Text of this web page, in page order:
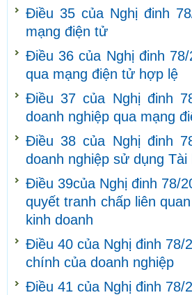
Điều 35 của Nghị đinh
mạng điện tử
Điều 36 của Nghị đinh
qua mạng điện tử hợp lệ
Điều 37 của Nghị đinh
doanh nghiệp qua mạng
Điều 38 của Nghị đinh
doanh nghiệp sử dụng
Điều 39của Nghị đinh 78/
quyết tranh chấp liên
kinh doanh
Điều 40 của Nghị đinh
chính của doanh nghiệp
Điều 41 của Nghị đinh 78/